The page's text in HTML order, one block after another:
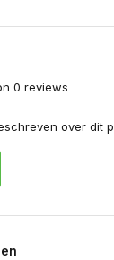
0 reviews
over dit